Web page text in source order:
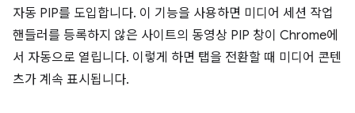
자동 PIP를 도입합니다. 이 기능을 사용하면 미디어 세션 작업
핸들러를 등록하지 않은 사이트의 동영상 PIP 창이 Chrome에
서 자동으로 열립니다. 이렇게 하면 탭을 전환할 때 미디어 콘텐
츠가 계속 표시됩니다.